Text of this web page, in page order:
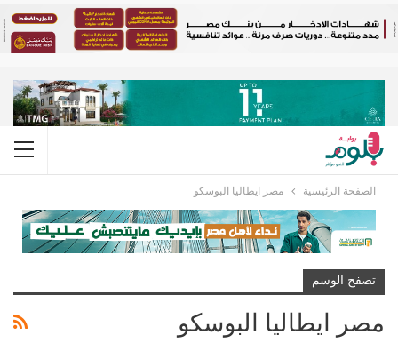
الصفحة الرئيسية مصر ايطاليا البوسكو
تصفح الوسم
مصر ايطاليا البوسكو